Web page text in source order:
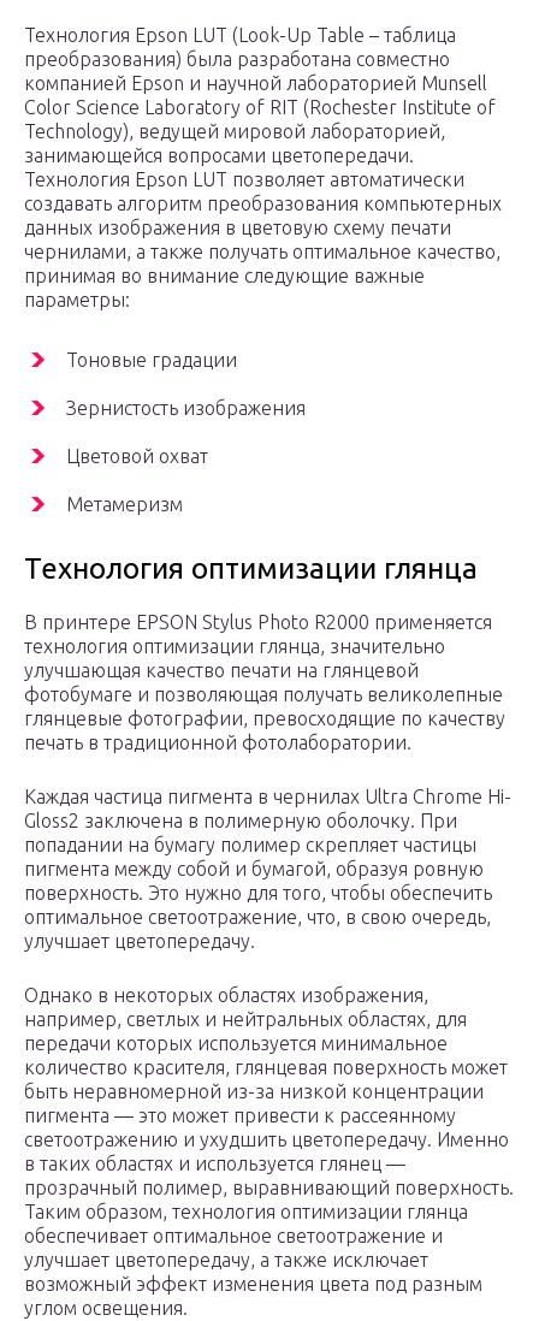
Технология Epson LUT (Look-Up Table – таблица
преобразования) была разработана совместно
компанией Epson и научной лабораторией Munsell
Color Science Laboratory of RIT (Rochester Institute of
Technology), ведущей мировой лабораторией,
занимающейся вопросами цветопередачи.
Технология Epson LUT позволяет автоматически
создавать алгоритм преобразования компьютерных
данных изображения в цветовую схему печати
чернилами, а также получать оптимальное качество,
принимая во внимание следующие важные
параметры:
Тоновые градации
Зернистость изображения
Цветовой охват
Метамеризм
Технология оптимизации глянца
В принтере EPSON Stylus Photo R2000 применяется
технология оптимизации глянца, значительно
улучшающая качество печати на глянцевой
фотобумаге и позволяющая получать великолепные
глянцевые фотографии, превосходящие по качеству
печать в традиционной фотолаборатории.
Каждая частица пигмента в чернилах Ultra Chrome Hi-
Gloss2 заключена в полимерную оболочку. При
попадании на бумагу полимер скрепляет частицы
пигмента между собой и бумагой, образуя ровную
поверхность. Это нужно для того, чтобы обеспечить
оптимальное светоотражение, что, в свою очередь,
улучшает цветопередачу.
Однако в некоторых областях изображения,
например, светлых и нейтральных областях, для
передачи которых используется минимальное
количество красителя, глянцевая поверхность может
быть неравномерной из-за низкой концентрации
пигмента — это может привести к рассеянному
светоотражению и ухудшить цветопередачу. Именно
в таких областях и используется глянец —
прозрачный полимер, выравнивающий поверхность.
Таким образом, технология оптимизации глянца
обеспечивает оптимальное светоотражение и
улучшает цветопередачу, а также исключает
возможный эффект изменения цвета под разным
углом освещения.